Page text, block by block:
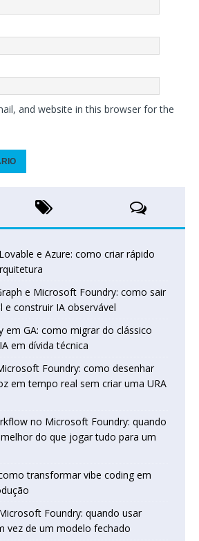
and website in this browser for the
e Azure: como criar rápido
e Microsoft Foundry: como sair
e construir IA observável
em GA: como migrar do clássico
em dívida técnica
Foundry: como desenhar
em tempo real sem criar uma URA
no Microsoft Foundry: quando
do que jogar tudo para um
transformar vibe coding em
Foundry: quando usar
vez de um modelo fechado